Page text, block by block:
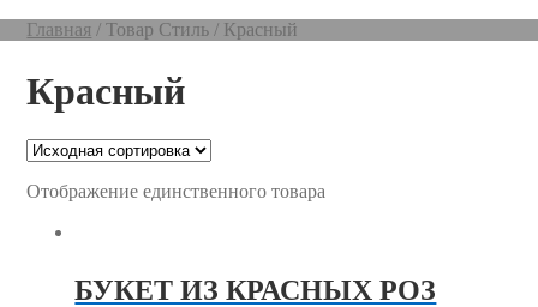
Главная /Товар Стиль / Красный
Красный
Отображение единственного товара
БУКЕТ ИЗ КРАСНЫХ РОЗ